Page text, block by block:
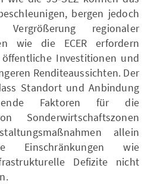
bergen jedoch
regionaler
wie die ECER erfordern
Investitionen und
Renditeaussichten. Der
Standort und Anbindung
Faktoren für die
Sonderwirtschaftszonen
allein
Einschränkungen wie
Defizite nicht